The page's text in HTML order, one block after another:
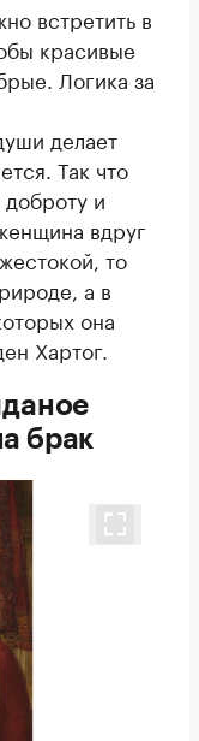
встретить в
красивые
Логика за
делает
Так что
и
вдруг
то
а в
она
Хартог.
брак